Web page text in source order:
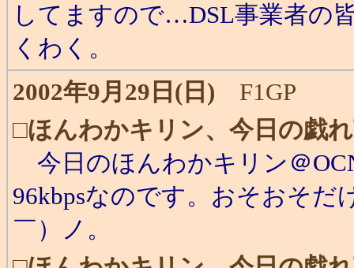
してますので…DSL事業者の
くわく。
2002年9月29日(日) F1GP
□ほんわかキリン、今日の戯
今日のほんわかキリン＠
96kbpsなのです。おそおそ
￣）ノ。